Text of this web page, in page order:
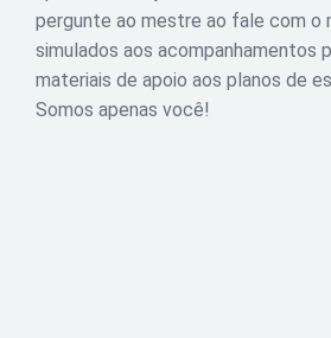
pergunte ao mestre ao fale com o
simulados aos acompanhamentos
materiais de apoio aos planos de
Somos apenas você!